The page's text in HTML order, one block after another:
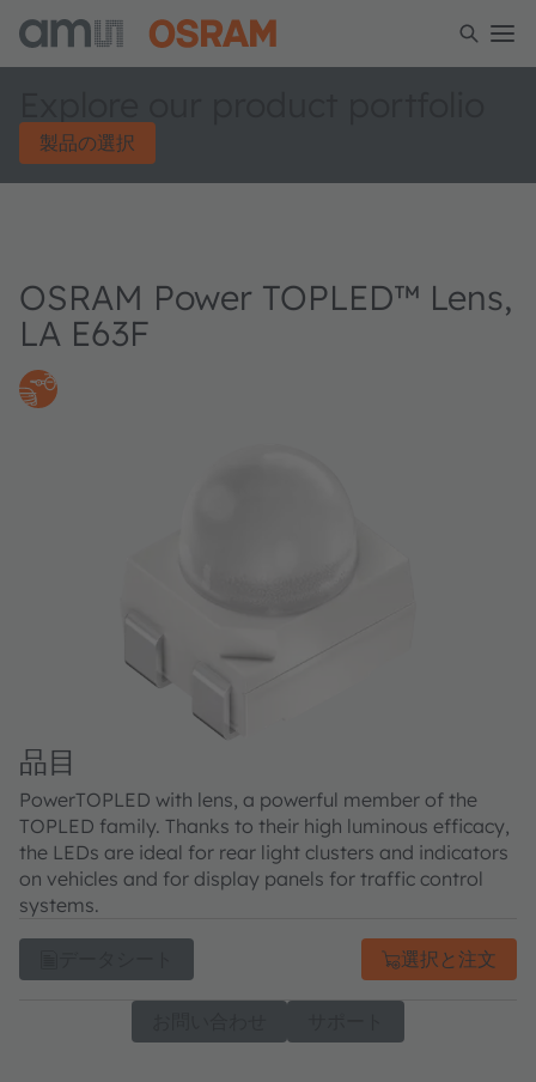
製品の選択
OSRAM Power TOPLED™ Lens,
LA E63F
品目
PowerTOPLED with lens, a powerful member of the
TOPLED family. Thanks to their high luminous efficacy,
the LEDs are ideal for rear light clusters and indicators
on vehicles and for display panels for traffic control
systems.
選択と注文